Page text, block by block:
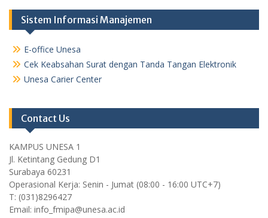
Sistem Informasi Manajemen
E-office Unesa
Cek Keabsahan Surat dengan Tanda Tangan Elektronik
Unesa Carier Center
Contact Us
KAMPUS UNESA 1
Jl. Ketintang Gedung D1
Surabaya 60231
Operasional Kerja: Senin - Jumat (08:00 - 16:00 UTC+7)
T: (031)8296427
Email: info_fmipa@unesa.ac.id